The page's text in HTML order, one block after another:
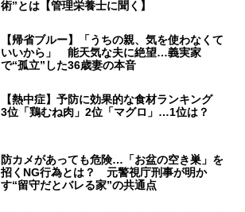
術”とは【管理栄養士に聞く】
【帰省ブルー】「うちの親、気を使わなくて
いいから」 能天気な夫に絶望…義実家
で“孤立”した36歳妻の本音
【熱中症】予防に効果的な食材ランキング
3位「鶏むね肉」2位「マグロ」…1位は？
防カメがあっても危険…「お盆の空き巣」を
招くNG行為とは？ 元警視庁刑事が明か
す“留守だとバレる家”の共通点